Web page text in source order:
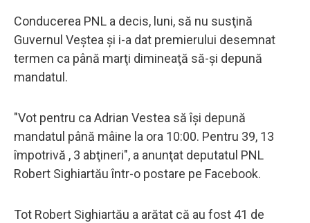
Conducerea PNL a decis, luni, să nu susţină
Guvernul Veştea şi i-a dat premierului desemnat
termen ca până marţi dimineaţă să-şi depună
mandatul.
"Vot pentru ca Adrian Vestea să îşi depună
mandatul până mâine la ora 10:00. Pentru 39, 13
împotrivă , 3 abţineri", a anunţat deputatul PNL
Robert Sighiartău într-o postare pe Facebook.
Tot Robert Sighiartău a arătat că au fost 41 de